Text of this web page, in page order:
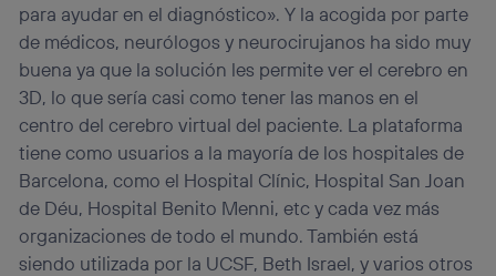
para ayudar en el diagnóstico». Y la acogida por parte
de médicos, neurólogos y neurocirujanos ha sido muy
buena ya que la solución les permite ver el cerebro en
3D, lo que sería casi como tener las manos en el
centro del cerebro virtual del paciente. La plataforma
tiene como usuarios a la mayoría de los hospitales de
Barcelona, como el Hospital Clínic, Hospital San Joan
de Déu, Hospital Benito Menni, etc y cada vez más
organizaciones de todo el mundo. También está
siendo utilizada por la UCSF, Beth Israel, y varios otros